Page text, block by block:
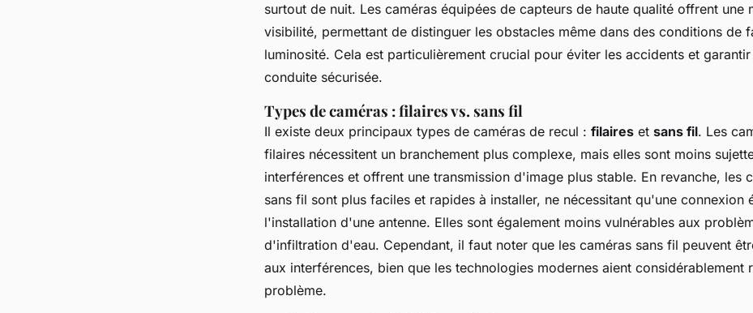
surtout de nuit. Les caméras équipées de capteurs de haute qualité offrent une
visibilité, permettant de distinguer les obstacles même dans des conditions de
luminosité. Cela est particulièrement crucial pour éviter les accidents et garantir
conduite sécurisée.
Types de caméras : filaires vs. sans fil
Il existe deux principaux types de caméras de recul : filaires et sans fil. Les
filaires nécessitent un branchement plus complexe, mais elles sont moins
interférences et offrent une transmission d'image plus stable. En revanche, les
sans fil sont plus faciles et rapides à installer, ne nécessitant qu'une connexion
l'installation d'une antenne. Elles sont également moins vulnérables aux
d'infiltration d'eau. Cependant, il faut noter que les caméras sans fil peuvent
aux interférences, bien que les technologies modernes aient considérablement
problème.